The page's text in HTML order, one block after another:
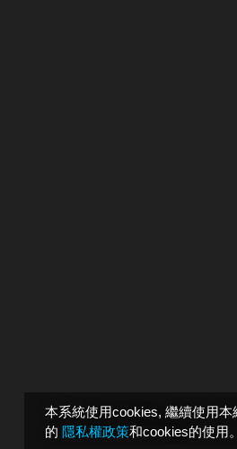
本系統使用cookies, 繼續使用本
的 隱私權政策和cookies的使用。